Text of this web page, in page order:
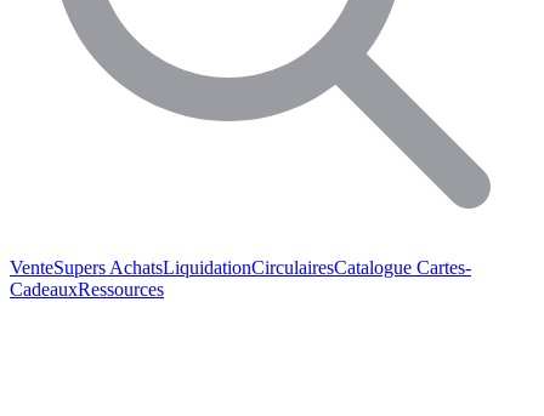
VenteSupers AchatsLiquidationCirculairesCatalogue Cartes-
CadeauxRessources